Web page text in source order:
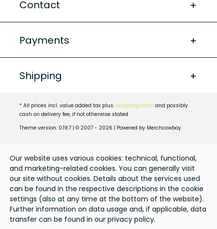
Contact
Payments
Shipping
* All prices incl. value added tax plus. shipping costs and possibly
cash on delivery fee, if not otherwise stated
Theme version: 0.19.7 | © 2007 - 2026 | Powered by Merchcowboy
Our website uses various cookies: technical, functional,
and marketing-related cookies. You can generally visit
our site without cookies. Details about the services used
can be found in the respective descriptions in the cookie
settings (also at any time at the bottom of the website).
Further information on data usage and, if applicable, data
transfer can be found in our privacy policy.